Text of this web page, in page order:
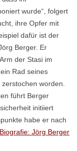
wurde“, folgert
ihre Opfer mit
dafür ist der
Berger. Er
der Stasi im
Rad seines
worden.
führt Berger
initiiert
habe er nach
Biografie: Jörg Berger